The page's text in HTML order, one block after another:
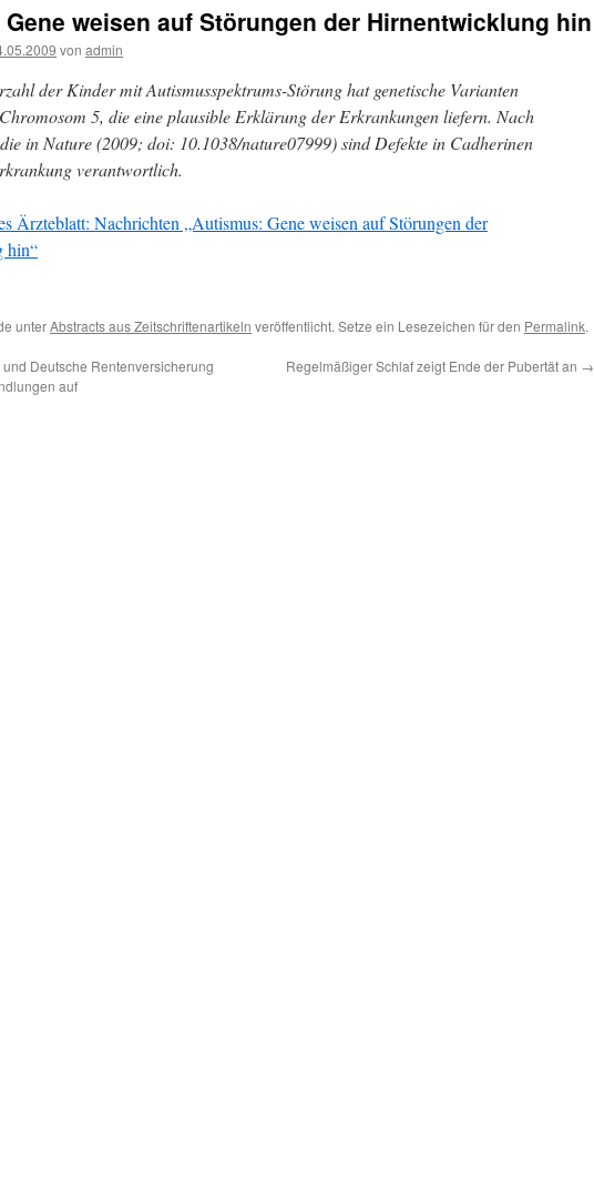
weisen auf Störungen der Hirnentwicklung hin
von admin
der Kinder mit Autismusspektrums-Störung hat genetische Varianten
5, die eine plausible Erklärung der Erkrankungen liefern. Nach
in Nature (2009; doi: 10.1038/nature07999) sind Defekte in Cadherinen
verantwortlich.
Ärzteblatt: Nachrichten „Autismus: Gene weisen auf Störungen der
hin“
unterAbstracts aus Zeitschriftenartikeln veröffentlicht. Setze ein Lesezeichen für den Permalink.
Deutsche Rentenversicherung
auf
Regelmäßiger Schlaf zeigt Ende der Pubertät an →